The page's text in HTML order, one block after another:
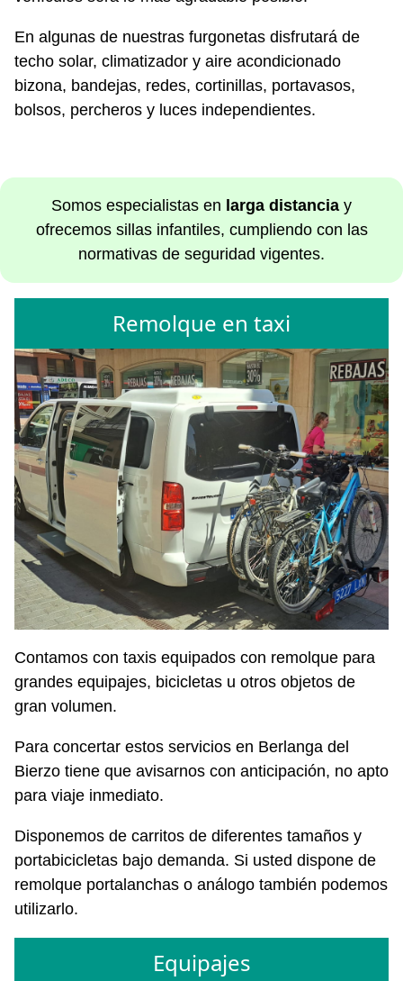
En algunas de nuestras furgonetas disfrutará de
techo solar, climatizador y aire acondicionado
bizona, bandejas, redes, cortinillas, portavasos,
bolsos, percheros y luces independientes.
Somos especialistas en larga distancia y
ofrecemos sillas infantiles, cumpliendo con las
normativas de seguridad vigentes.
Remolque en taxi
Contamos con taxis equipados con remolque para
grandes equipajes, bicicletas u otros objetos de
gran volumen.
Para concertar estos servicios en Berlanga del
Bierzo tiene que avisarnos con anticipación, no apto
para viaje inmediato.
Disponemos de carritos de diferentes tamaños y
portabicicletas bajo demanda. Si usted dispone de
remolque portalanchas o análogo también podemos
utilizarlo.
Equipajes